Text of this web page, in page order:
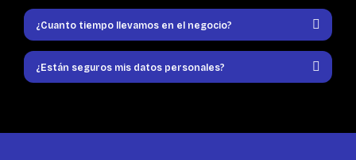
¿Cuanto tiempo llevamos en el negocio?
¿Están seguros mis datos personales?